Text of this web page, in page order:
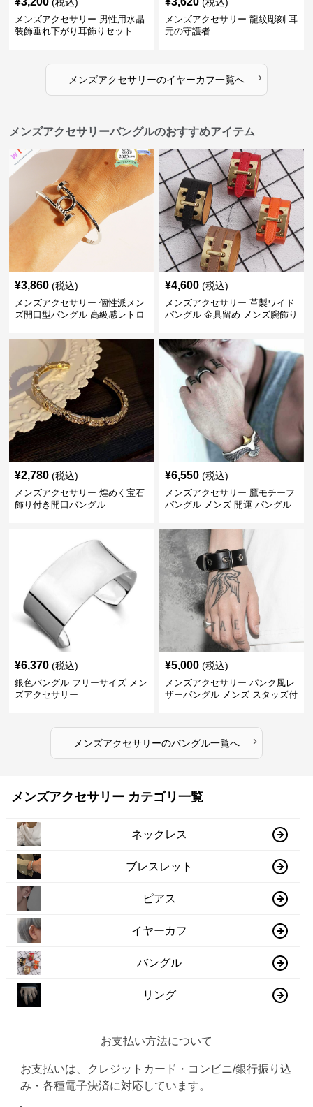
(税込)
メンズアクセサリー 男性用水晶
装飾垂れ下がり耳飾りセット
(税込)
メンズアクセサリー 龍紋彫刻 耳
元の守護者
メンズアクセサリーのイヤーカフ一覧へ ›
メンズアクセサリーバングルのおすすめアイテム
¥3,860 (税込)
メンズアクセサリー 個性派メン
ズ開口型バングル 高級感レトロ
¥4,600 (税込)
メンズアクセサリー 革製ワイド
バングル 金具留め メンズ腕飾り
¥2,780 (税込)
メンズアクセサリー 煌めく宝石
飾り付き開口バングル
¥6,550 (税込)
メンズアクセサリー 鷹モチーフ
バングル メンズ 開運 バングル
¥6,370 (税込)
銀色バングル フリーサイズ メン
ズアクセサリー
¥5,000 (税込)
メンズアクセサリー パンク風レ
ザーバングル メンズ スタッズ付
メンズアクセサリーのバングル一覧へ ›
メンズアクセサリー カテゴリ一覧
ネックレス
ブレスレット
ピアス
イヤーカフ
バングル
リング
お支払い方法について
お支払いは、クレジットカード・コンビニ/銀行振り込
み・各種電子決済に対応しています。